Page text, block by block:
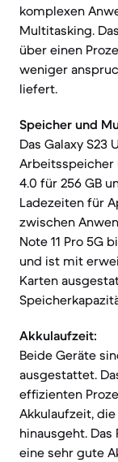
komplexen
Multitasking.
über einen
weniger
liefert.
Speicher und
Das Galaxy S23
Arbeitsspeicher
4.0 für 256 GB
Ladezeiten für
zwischen
Note 11 Pro 5G
und ist mit
Karten
Akkulaufzeit:
Beide Geräte
ausgestattet.
effizienten
Akkulaufzeit,
hinausgeht. Das
eine sehr gute